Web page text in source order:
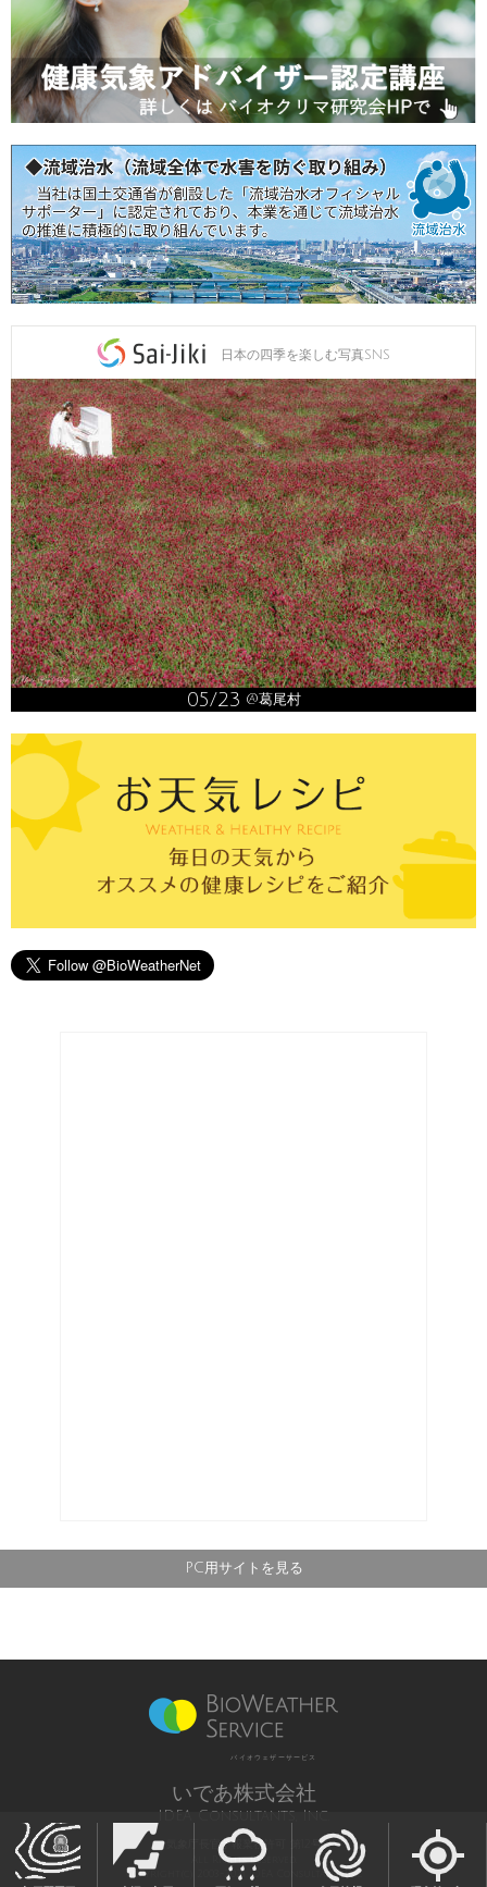
日本の四季を楽しむ写真SNS
05/23 @葛尾村
PC用サイトを見る
バイオウェザーサービス
いであ株式会社
IDEA Consultants, Inc.
気象庁長官予報業務許可 第12号
All Rights Reserved,
Copyright(c) 2003-2021 IDEA Consultants,Inc